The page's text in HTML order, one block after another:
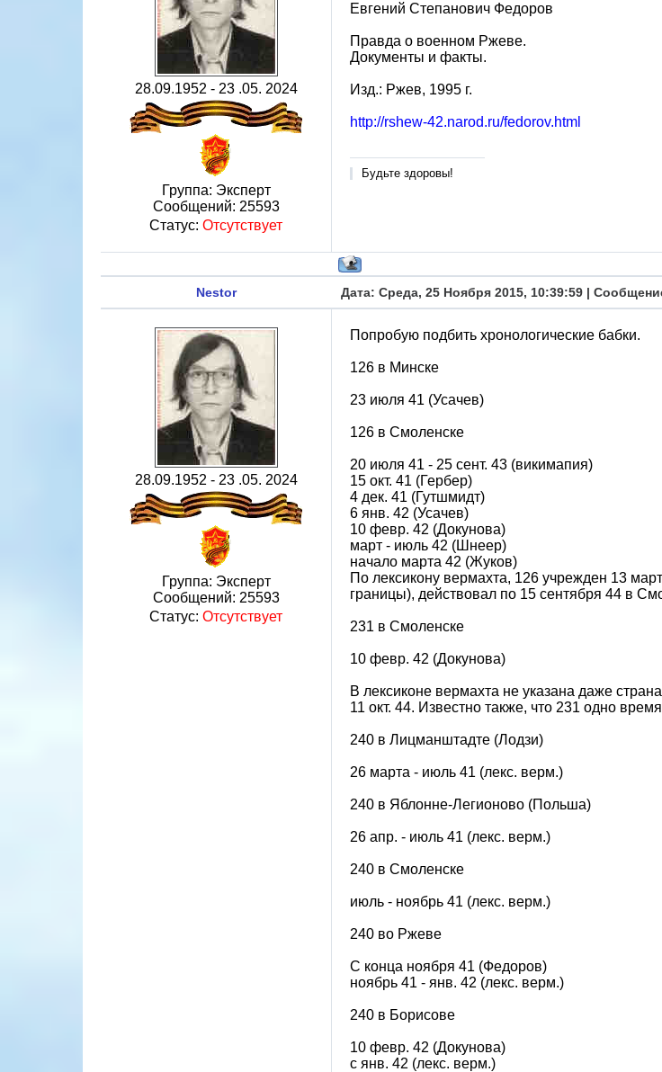
28.09.1952 - 23 .05. 2024
Группа: Эксперт
Сообщений: 25593
Статус: Отсутствует
Евгений Степанович Федоров
Правда о военном Ржеве.
Документы и факты.
Изд.: Ржев, 1995 г.
http://rshew-42.narod.ru/fedorov.html
Будьте здоровы!
Nestor Дата: Среда, 25 Ноября 2015, 10:39:59 |
28.09.1952 - 23 .05. 2024
Группа: Эксперт
Сообщений: 25593
Статус: Отсутствует
Попробую подбить хронологические бабки.
126 в Минске
23 июля 41 (Усачев)
126 в Смоленске
20 июля 41 - 25 сент. 43 (викимапия)
15 окт. 41 (Гербер)
4 дек. 41 (Гутшмидт)
6 янв. 42 (Усачев)
10 февр. 42 (Докунова)
март - июль 42 (Шнеер)
начало марта 42 (Жуков)
По лексикону вермахта, 126 учрежден 13
границы), действовал по 15 сентября 44 в
231 в Смоленске
10 февр. 42 (Докунова)
В лексиконе вермахта не указана даже
11 окт. 44. Известно также, что 231 одно
240 в Лицманштадте (Лодзи)
26 марта - июль 41 (лекс. верм.)
240 в Яблонне-Легионово (Польша)
26 апр. - июль 41 (лекс. верм.)
240 в Смоленске
июль - ноябрь 41 (лекс. верм.)
240 во Ржеве
С конца ноября 41 (Федоров)
ноябрь 41 - янв. 42 (лекс. верм.)
240 в Борисове
10 февр. 42 (Докунова)
с янв. 42 (лекс. верм.)